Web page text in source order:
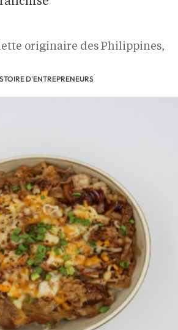
originaire des Philippines,
D'ENTREPRENEURS